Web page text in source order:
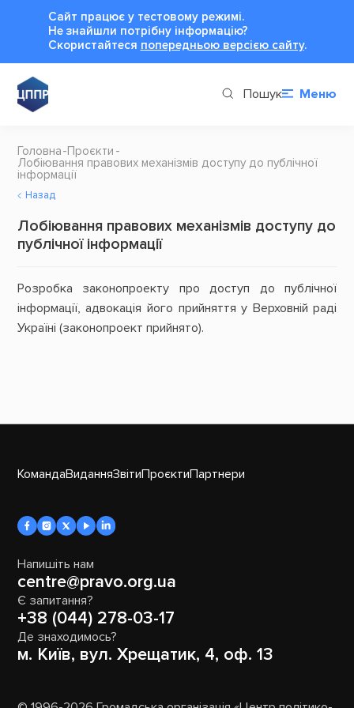
Сайт працює у тестовому режимі.
Не знайшли потрібну інформацію?
Cкористайтеся попередньою версією сайту.
Пошук Меню
Головна Проєкти
Лобіювання правових механізмів доступу до публічної
інформації
Назад
Лобіювання правових механізмів доступу до
публічної інформації
Розробка законопроекту про доступ до публічної
інформації, адвокація його прийняття у Верховній раді
Україні (законопроект прийнято).
КомандаВиданняЗвітиПроєктиПартнери
Напишіть нам
centre@pravo.org.ua
Є запитання?
+38 (044) 278-03-17
Де знаходимось?
м. Київ, вул. Хрещатик, 4, оф. 13